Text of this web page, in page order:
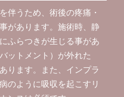
伴うため、術後の疼痛・
があります。施術時、静
ふらつきが生じる事があ
ットメント）が外れた
ります。また、インプラ
のように吸収を起こすリ